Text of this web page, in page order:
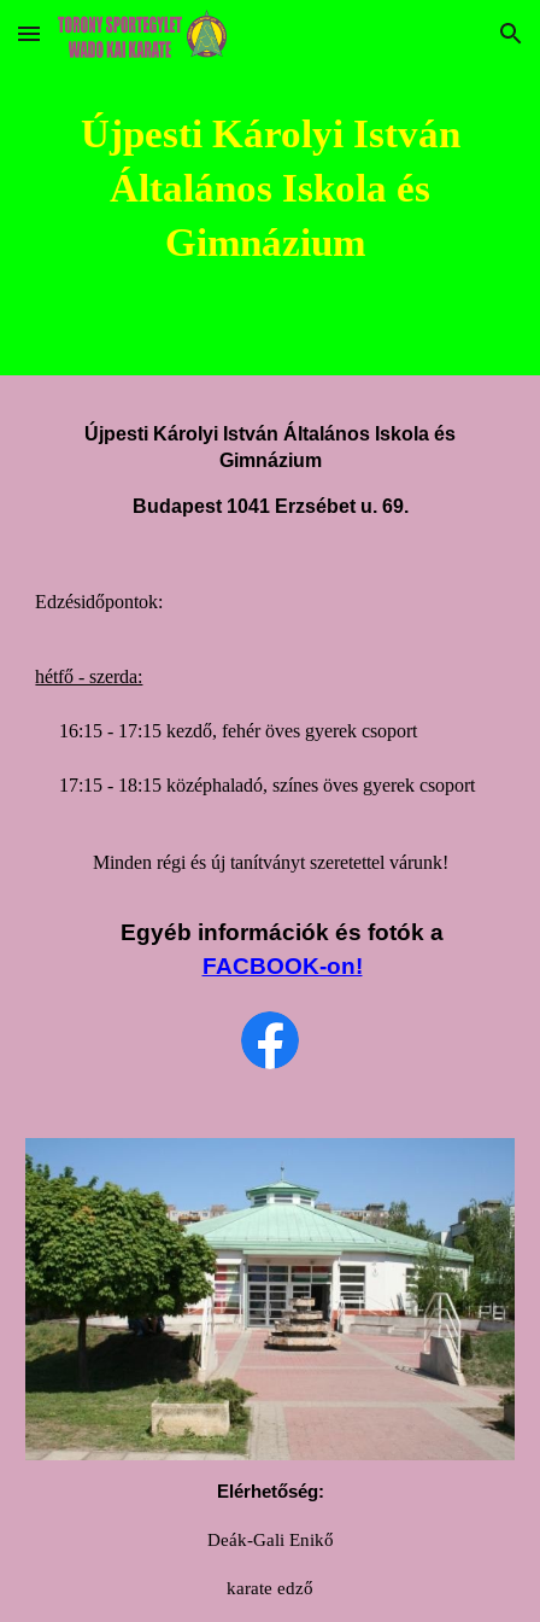
Skip to main content Skip to navigation
Újpesti Károlyi István
Általános Iskola és
Gimnázium
Újpesti Károlyi István Általános Iskola és
Gimnázium
Budapest 1041 Erzsébet u. 69.
Edzésidőpontok:
hétfő - szerda:
16:15 - 17:15 kezdő, fehér öves gyerek csoport
17:15 - 18:15 középhaladó, színes öves gyerek csoport
Minden régi és új tanítványt szeretettel várunk!
Egyéb információk és fotók a
FACBOOK-on!
Elérhetőség:
Deák-Gali Enikő
karate edző